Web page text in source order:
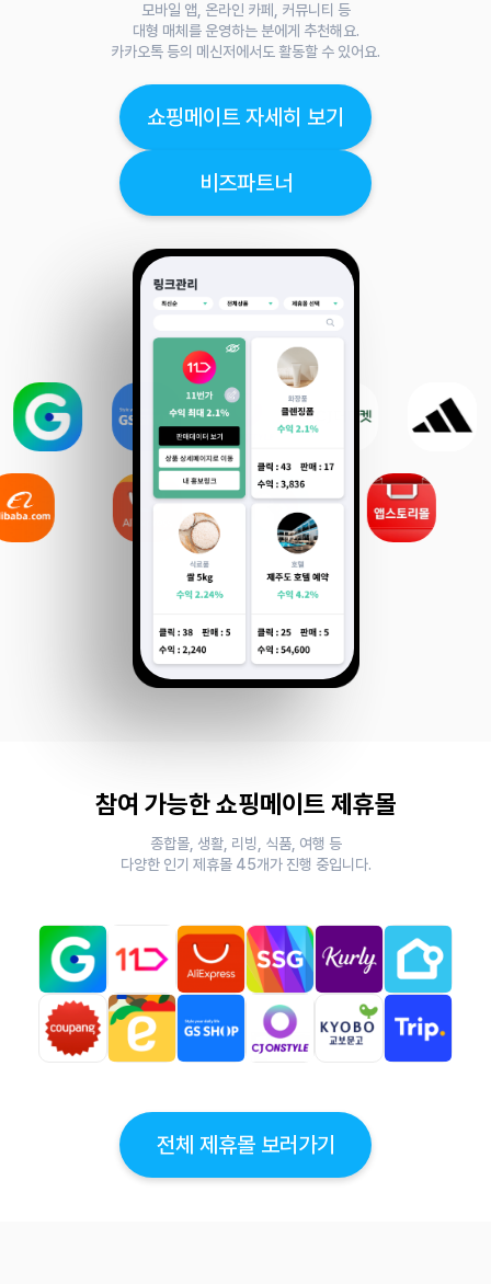
모바일 앱, 온라인 카페, 커뮤니티 등
대형 매체를 운영하는 분에게 추천해요.
카카오톡 등의 메신저에서도 활동할 수 있어요.
쇼핑메이트 자세히 보기
비즈파트너
참여 가능한 쇼핑메이트 제휴몰
종합몰, 생활, 리빙, 식품, 여행 등
다양한 인기 제휴몰 45개가 진행 중입니다.
전체 제휴몰 보러가기